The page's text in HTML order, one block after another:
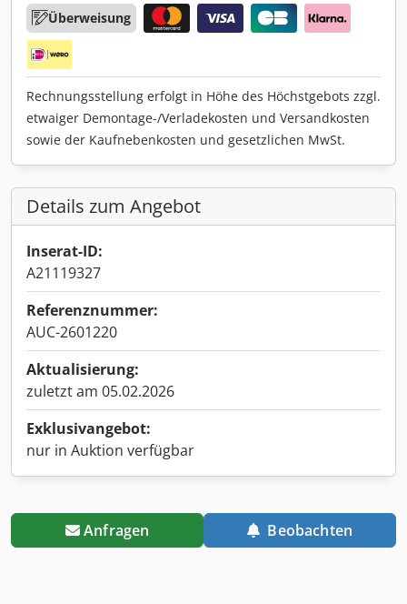
Überweisung
Rechnungsstellung erfolgt in Höhe des Höchstgebots zzgl.
etwaiger Demontage-/Verladekosten und Versandkosten
sowie der Kaufnebenkosten und gesetzlichen MwSt.
Details zum Angebot
Inserat-ID:
A21119327
Referenznummer:
AUC-2601220
Aktualisierung:
zuletzt am 05.02.2026
Exklusivangebot:
nur in Auktion verfügbar
Anfragen Beobachten